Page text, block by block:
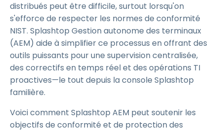
distribués peut être difficile, surtout lorsqu'on
s'efforce de respecter les normes de conformité
NIST. Splashtop Gestion autonome des terminaux
(AEM) aide à simplifier ce processus en offrant des
outils puissants pour une supervision centralisée,
des correctifs en temps réel et des opérations TI
proactives—le tout depuis la console Splashtop
familière.
Voici comment Splashtop AEM peut soutenir les
objectifs de conformité et de protection des